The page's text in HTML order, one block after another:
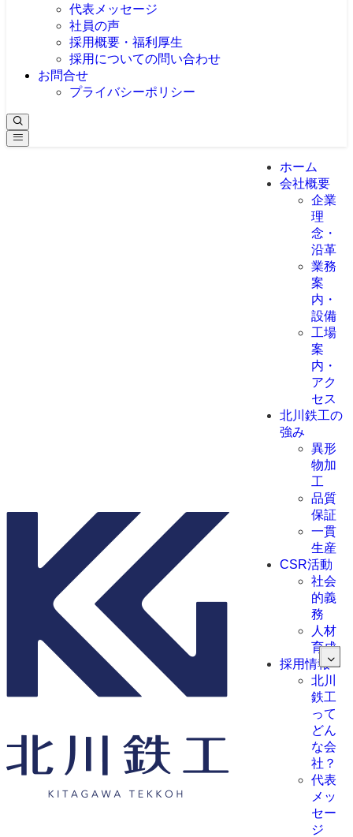
代表メッセージ
社員の声
採用概要・福利厚生
採用についての問い合わせ
お問合せ
プライバシーポリシー
ホーム
会社概要
企業
理
念・
沿革
業務
案
内・
設備
工場
案
内・
アク
セス
北川鉄工の
強み
異形
物加
工
品質
保証
一貫
生産
CSR活動
社会
的義
務
人材
育成
採用情報
北川
鉄工
って
どん
な会
社？
代表
メッ
セー
ジ